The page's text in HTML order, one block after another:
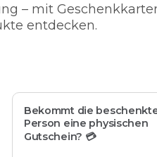
– mit
entdecken.
Bekommt die
Person eine physischen
Gutschein? 💳